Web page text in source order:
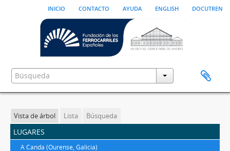
inicio contacto ayuda english docutren
Vista de árbol Lista Búsqueda
lugares
A Canda (Ourense, Galicia)